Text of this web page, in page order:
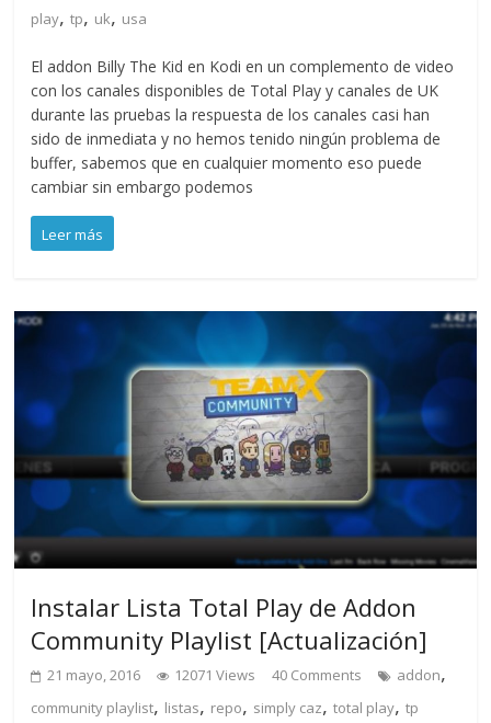
play,tp, uk, usa
El addon Billy The Kid en Kodi en un complemento de video
con los canales disponibles de Total Play y canales de UK
durante las pruebas la respuesta de los canales casi han
sido de inmediata y no hemos tenido ningún problema de
buffer, sabemos que en cualquier momento eso puede
cambiar sin embargo podemos
Leer más
Instalar Lista Total Play de Addon
Community Playlist [Actualización]
21 mayo, 2016 12071 Views 40 Comments addon,
community playlist, listas, repo, simply caz,total play,tp